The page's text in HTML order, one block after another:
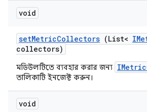
void
setMetricCollectors (List<
collectors)
মডিউলটিতে ব্যবহার করার জন্য
তালিকাটি ইনজেক্ট করুন।
void